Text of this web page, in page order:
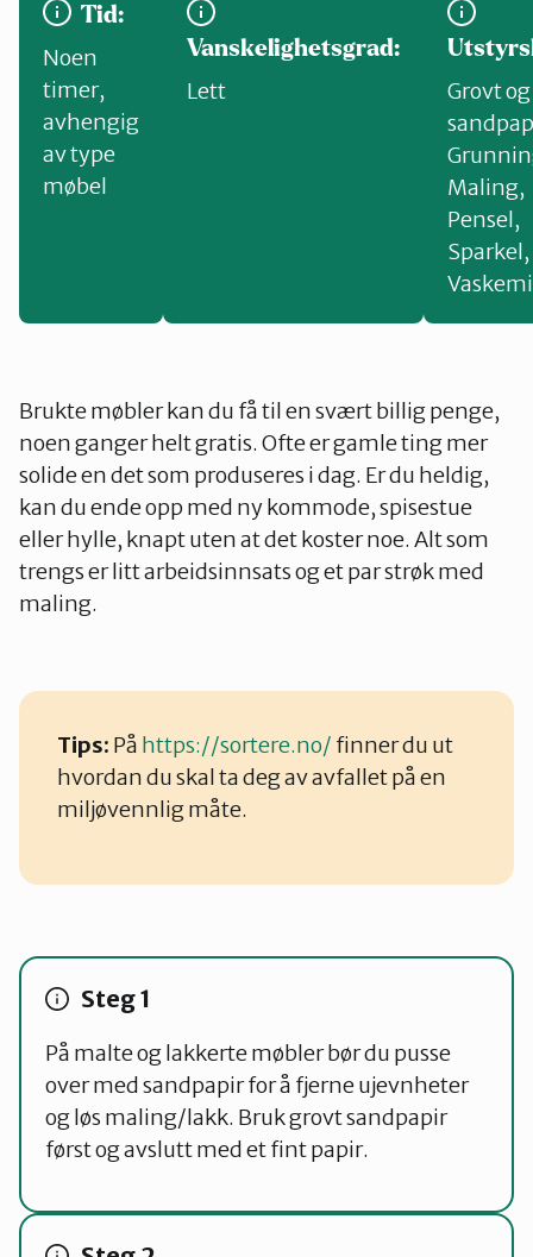
Tid:
Noen
timer,
avhengig
av type
møbel
Vanskelighetsgrad:
Lett
Grovt
Maling,
Pensel,
Sparkel,
Brukte møbler kan du få til en svært billig penge,
noen ganger helt gratis. Ofte er gamle ting mer
solide en det som produseres i dag. Er du heldig,
kan du ende opp med ny kommode, spisestue
eller hylle, knapt uten at det koster noe. Alt som
trengs er litt arbeidsinnsats og et par strøk med
maling.
Tips: På https://sortere.no/ finner du ut
hvordan du skal ta deg av avfallet på en
miljøvennlig måte.
På malte og lakkerte møbler bør du pusse
over med sandpapir for å fjerne ujevnheter
og løs maling/lakk. Bruk grovt sandpapir
først og avslutt med et fint papir.